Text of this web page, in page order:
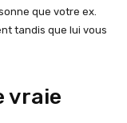
que votre ex.
tandis que lui vous
vraie